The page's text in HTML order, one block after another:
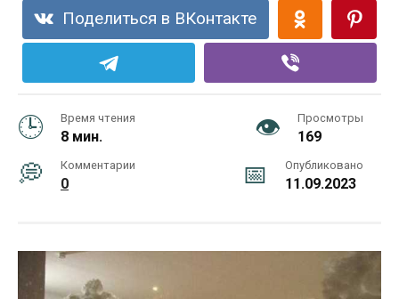
Поделиться в ВКонтакте
Время чтения
8 мин.
Просмотры
169
Комментарии
0
Опубликовано
11.09.2023